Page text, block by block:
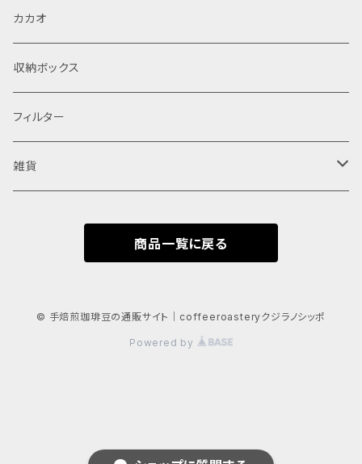
カカオ
収納ボックス
フィルター
雑貨
商品一覧に戻る
© 手焙煎珈琲豆の通販サイト｜coffeeroasteryクジラノシッポ
Powered by